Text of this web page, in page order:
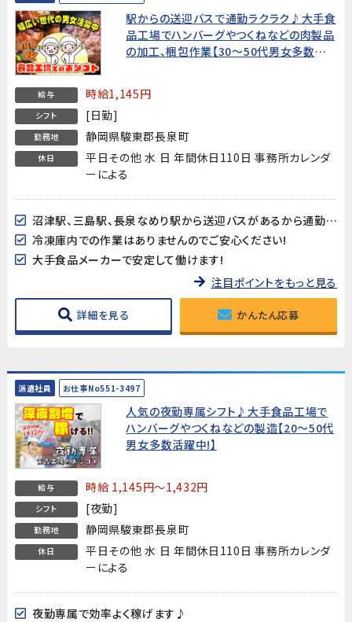
駅からの送迎バスで通勤ラクラク♪大手食
品工場でハンバーグやつくねなどの肉製品
の加工、梱包作業【30～50代男女多数活
給与 時給1,145円
シフト [日勤]
勤務地 静岡県駿東郡長泉町
休日
平日その他 水 日 年間休日110日 事務所カレンダ
ーによる
沼津駅、三島駅、長泉なめり駅から送迎バスがあるから通勤ラクラク♪
冷凍庫内での作業はありませんのでご安心ください!
大手食品メーカーで安定して働けます!
注目ポイントをもっと見る
詳細を見る かんたん応募
派遣社員 お仕事No551-3497
人気の夜勤専属シフト♪大手食品工場で
ハンバーグやつくねなどの製造【20～50代
男女多数活躍中!】
給与 時給 1,145円～1,432円
シフト [夜勤]
勤務地 静岡県駿東郡長泉町
休日
平日その他 水 日 年間休日110日 事務所カレンダ
ーによる
夜勤専属で効率よく稼げます♪